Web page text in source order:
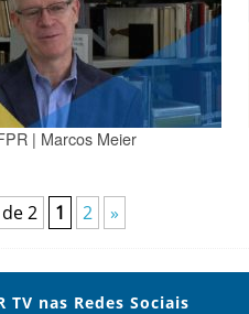
| Marcos Meier
2 1 2 »
TV nas Redes Sociais